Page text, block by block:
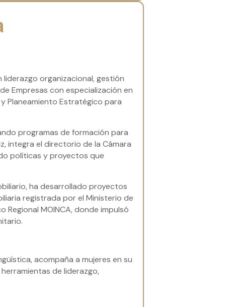
liderazgo organizacional, gestión
Empresas con especialización en
Planeamiento Estratégico para
programas de formación para
integra el directorio de la Cámara
políticas y proyectos que
ha desarrollado proyectos
registrada por el Ministerio de
Regional MOINCA, donde impulsó
acompaña a mujeres en su
de liderazgo,